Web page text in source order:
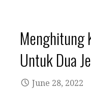
Menghitung
Untuk Dua
June 28, 2022